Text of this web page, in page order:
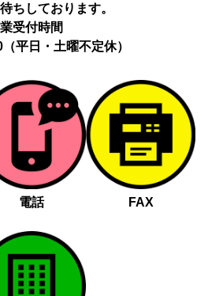
ちしております。
受付時間
平日・土曜不定休）
電話 FAX